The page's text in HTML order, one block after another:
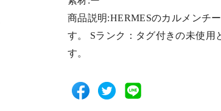
商品説明:HERMESのカルメンチ
す。 Sランク：タグ付きの未使用
す。